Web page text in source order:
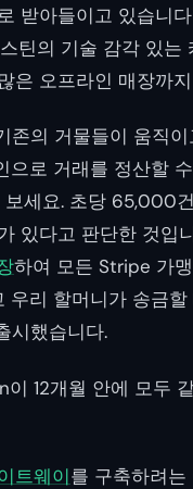
받아들이고 있습니
틴의 기술 감각 있
은 오프라인 매장까
존의 거물들이 움직
으로 거래를 정산할
세요. 초당 65,000
있다고 판단한 것
하여 모든 Stripe 가
우리 할머니가 송금
시했습니다.
12개월 안에 모두
트웨이를 구축하려